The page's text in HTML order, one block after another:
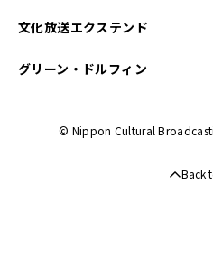
文化放送エクステンド
グリーン・ドルフィン
© Nippon Cultural
Back